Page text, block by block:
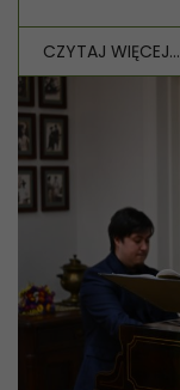
CZYTAJ WIĘCEJ...